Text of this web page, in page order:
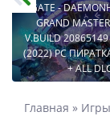
GATE -
GRAND
V.BUILD
(2022) PC
+ ALL
Главная »